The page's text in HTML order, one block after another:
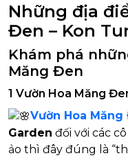
Những địa
Đen – Kon
Khám phá
Măng Đen
1 Vườn Hoa Măng
Vườn Hoa Măng
Garden đối với các
ảo thì đây đúng là